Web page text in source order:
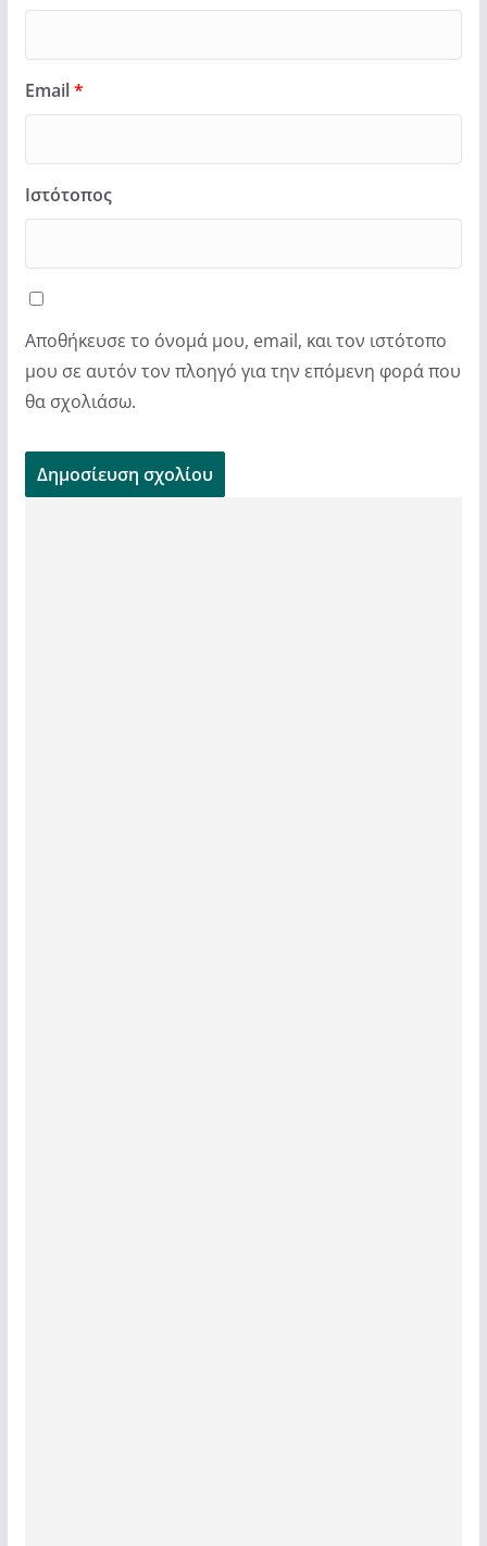
Email*
Ιστότοπος
Αποθήκευσε το όνομά μου, email, και τον ιστότοπο
μου σε αυτόν τον πλοηγό για την επόμενη φορά που
θα σχολιάσω.